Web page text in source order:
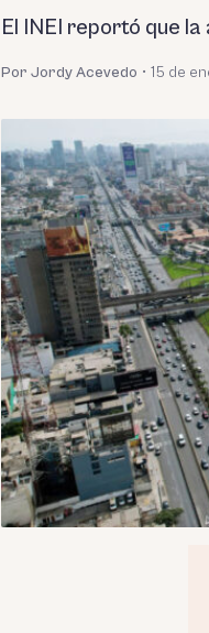
El INEI reportó que
Por Jordy Acevedo • 15 de